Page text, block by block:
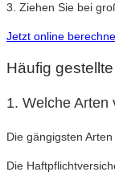
3. Ziehen Sie bei
Jetzt online
Häufig
1. Welche Arten
Die gängigsten
Die